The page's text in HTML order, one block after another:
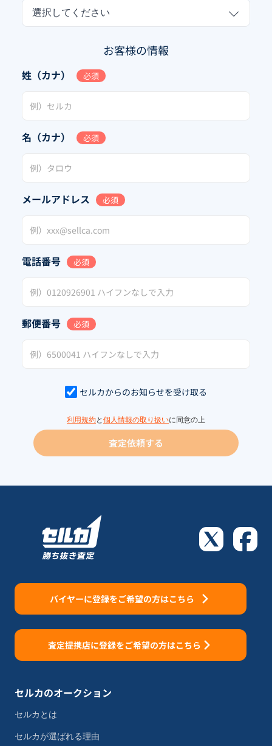
選択してください
お客様の情報
姓（カナ） 必須
名（カナ） 必須
メールアドレス 必須
電話番号 必須
郵便番号 必須
セルカからのお知らせを受け取る
利用規約と 個人情報の取り扱いに同意の上
査定依頼する
バイヤーに登録をご希望の方はこちら
査定提携店に登録をご希望の方はこちら
セルカのオークション
セルカとは
セルカが選ばれる理由